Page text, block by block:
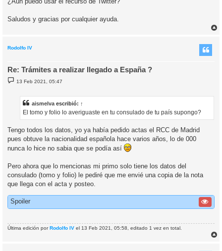
Saludos y gracias por cualquier ayuda.
Rodolfo IV
Re: Trámites a realizar llegado a España ?
M
e
13 Feb 2021, 05:47
aismelva escribió: ↑
El tomo y folio lo averiguaste en tu consulado de tu país supongo?
Tengo todos los datos, yo ya había pedido actas el RCC de Madrid
pues obtuve la nacionalidad española hace varios años, lo de 000
nunca lo hice no sabia que se podía así
Pero ahora que lo mencionas mi primo solo tiene los datos del
consulado (tomo y folio) le pediré que me envié una copia de la nota
que llega con el acta y posteo.
Spoiler
Última edición por Rodolfo IV el 13 Feb 2021, 05:58, editado 1 vez en total.